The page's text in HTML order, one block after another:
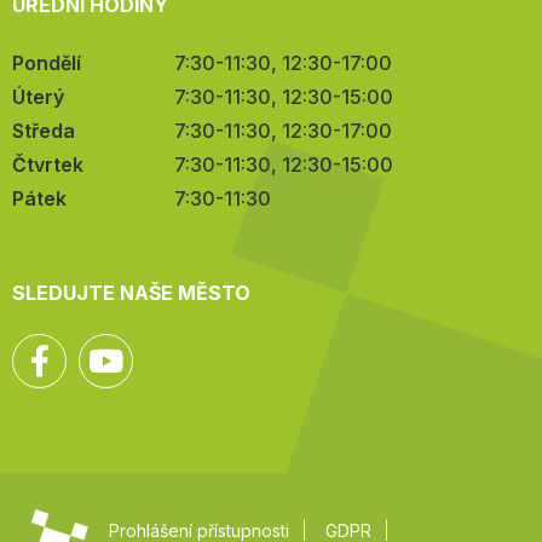
ÚŘEDNÍ HODINY
Pondělí
7:30-11:30, 12:30-17:00
Úterý
7:30-11:30, 12:30-15:00
Středa
7:30-11:30, 12:30-17:00
Čtvrtek
7:30-11:30, 12:30-15:00
Pátek
7:30-11:30
SLEDUJTE NAŠE MĚSTO
Facebook
Prohlášení přístupnosti GDPR